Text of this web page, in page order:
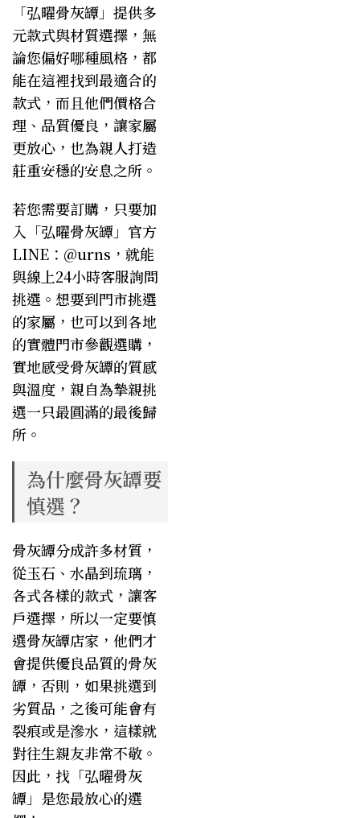
「弘曜骨灰罈」 提供多
元款式與材質選擇，無
論您偏好哪種風格，都
能在這裡找到最適合的
款式，而且他們價格合
理、品質優良，讓家屬
更放心，也為親人打造
莊重安穩的安息之所。
若您需要訂購，只要加
入「弘曜骨灰罈」官方
LINE：@urns，就能
與線上24小時客服詢問
挑選。想要到門市挑選
的家屬，也可以到各地
的實體門市參觀選購，
實地感受骨灰罈的質感
與溫度，親自為摯親挑
選一只最圓滿的最後歸
所。
為什麼骨灰罈要
慎選？
骨灰罈分成許多材質，
從玉石、水晶到琉璃，
各式各樣的款式，讓客
戶選擇，所以一定要慎
選骨灰罈店家，他們才
會提供優良品質的骨灰
罈，否則，如果挑選到
劣質品，之後可能會有
裂痕或是滲水，這樣就
對往生親友非常不敬。
因此，找「弘曜骨灰
罈」是您最放心的選